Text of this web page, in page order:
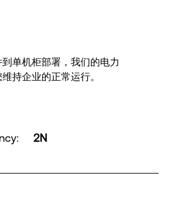
单机柜部署，我们的电力
持企业的正常运行。
: 2N